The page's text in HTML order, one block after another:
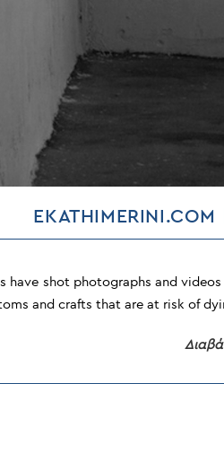
have shot photographs and
and crafts that are at risk of